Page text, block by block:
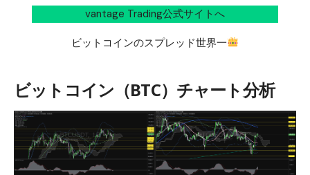
vantage Trading公式サイトへ
ビットコインのスプレッド世界一
ビットコイン（BTC）チャート分析